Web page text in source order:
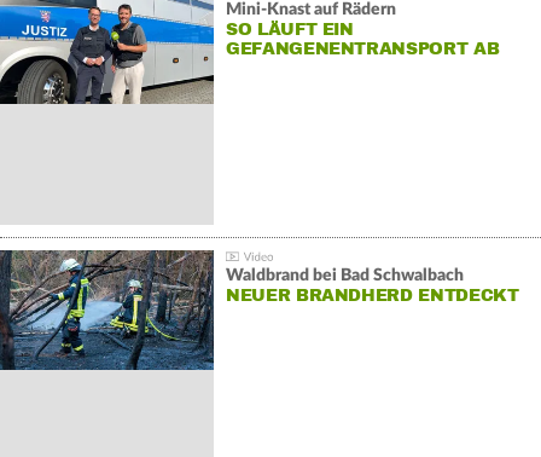
Mini-Knast auf Rädern
SO LÄUFT EIN
GEFANGENENTRANSPORT AB
Waldbrand bei Bad Schwalbach
NEUER BRANDHERD ENTDECKT